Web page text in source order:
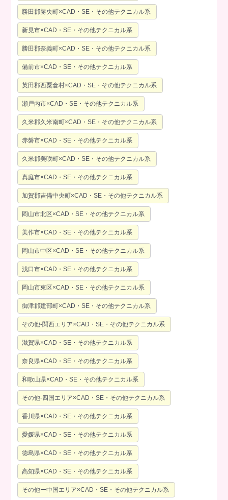
勝田郡勝央町×CAD・SE・その他テクニカル系
新見市×CAD・SE・その他テクニカル系
勝田郡奈義町×CAD・SE・その他テクニカル系
備前市×CAD・SE・その他テクニカル系
英田郡西粟倉村×CAD・SE・その他テクニカル系
瀬戸内市×CAD・SE・その他テクニカル系
久米郡久米南町×CAD・SE・その他テクニカル系
赤磐市×CAD・SE・その他テクニカル系
久米郡美咲町×CAD・SE・その他テクニカル系
真庭市×CAD・SE・その他テクニカル系
加賀郡吉備中央町×CAD・SE・その他テクニカル系
岡山市北区×CAD・SE・その他テクニカル系
美作市×CAD・SE・その他テクニカル系
岡山市中区×CAD・SE・その他テクニカル系
浅口市×CAD・SE・その他テクニカル系
岡山市東区×CAD・SE・その他テクニカル系
御津郡建部町×CAD・SE・その他テクニカル系
その他-関西エリア×CAD・SE・その他テクニカル系
滋賀県×CAD・SE・その他テクニカル系
奈良県×CAD・SE・その他テクニカル系
和歌山県×CAD・SE・その他テクニカル系
その他-四国エリア×CAD・SE・その他テクニカル系
香川県×CAD・SE・その他テクニカル系
愛媛県×CAD・SE・その他テクニカル系
徳島県×CAD・SE・その他テクニカル系
高知県×CAD・SE・その他テクニカル系
その他ー中国エリア×CAD・SE・その他テクニカル系